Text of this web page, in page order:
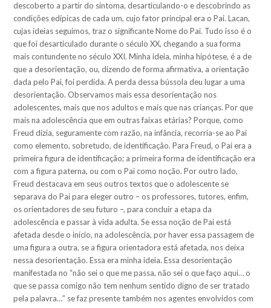
descoberto a partir do sintoma, desarticulando-o e descobrindo as
condições edípicas de cada um, cujo fator principal era o Pai. Lacan,
cujas ideias seguimos, traz o significante Nome do Pai. Tudo isso é o
que foi desarticulado durante o século XX, chegando a sua forma
mais contundente no século XXI. Minha ideia, minha hipótese, é a de
que a desorientação, ou, dizendo de forma afirmativa, a orientação
dada pelo Pai, foi perdida. A perda dessa bússola deu lugar a uma
desorientação. Observamos mais essa desorientação nos
adolescentes, mais que nos adultos e mais que nas crianças. Por que
mais na adolescência que em outras faixas etárias? Porque, como
Freud dizia, seguramente com razão, na infância, recorria-se ao Pai
como elemento, sobretudo, de identificação. Para Freud, o Pai era a
primeira figura de identificação; a primeira forma de identificação era
com a figura paterna, ou com o Pai como noção. Por outro lado,
Freud destacava em seus outros textos que o adolescente se
separava do Pai para eleger outro – os professores, tutores, enfim,
os orientadores de seu futuro –, para concluir a etapa da
adolescência e passar à vida adulta. Se essa noção de Pai está
afetada desde o início, na adolescência, por haver essa passagem de
uma figura a outra, se a figura orientadora está afetada, nos deixa
nessa desorientação. Essa era minha ideia. Essa desorientação
manifestada no “não sei o que me passa, não sei o que faço aqui… o
que se passa comigo não tem nenhum sentido digno de ser tratado
pela palavra…” se faz presente também nos agentes envolvidos com